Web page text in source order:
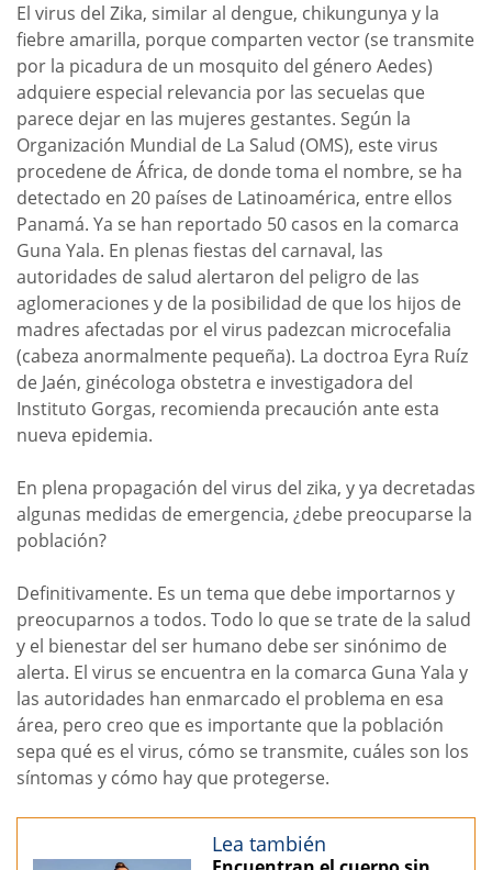
El virus del Zika, similar al dengue, chikungunya y la
fiebre amarilla, porque comparten vector (se transmite
por la picadura de un mosquito del género Aedes)
adquiere especial relevancia por las secuelas que
parece dejar en las mujeres gestantes. Según la
Organización Mundial de La Salud (OMS), este virus
procedene de África, de donde toma el nombre, se ha
detectado en 20 países de Latinoamérica, entre ellos
Panamá. Ya se han reportado 50 casos en la comarca
Guna Yala. En plenas fiestas del carnaval, las
autoridades de salud alertaron del peligro de las
aglomeraciones y de la posibilidad de que los hijos de
madres afectadas por el virus padezcan microcefalia
(cabeza anormalmente pequeña). La doctroa Eyra Ruíz
de Jaén, ginécologa obstetra e investigadora del
Instituto Gorgas, recomienda precaución ante esta
nueva epidemia.
En plena propagación del virus del zika, y ya decretadas
algunas medidas de emergencia, ¿debe preocuparse la
población?
Definitivamente. Es un tema que debe importarnos y
preocuparnos a todos. Todo lo que se trate de la salud
y el bienestar del ser humano debe ser sinónimo de
alerta. El virus se encuentra en la comarca Guna Yala y
las autoridades han enmarcado el problema en esa
área, pero creo que es importante que la población
sepa qué es el virus, cómo se transmite, cuáles son los
síntomas y cómo hay que protegerse.
Lea también